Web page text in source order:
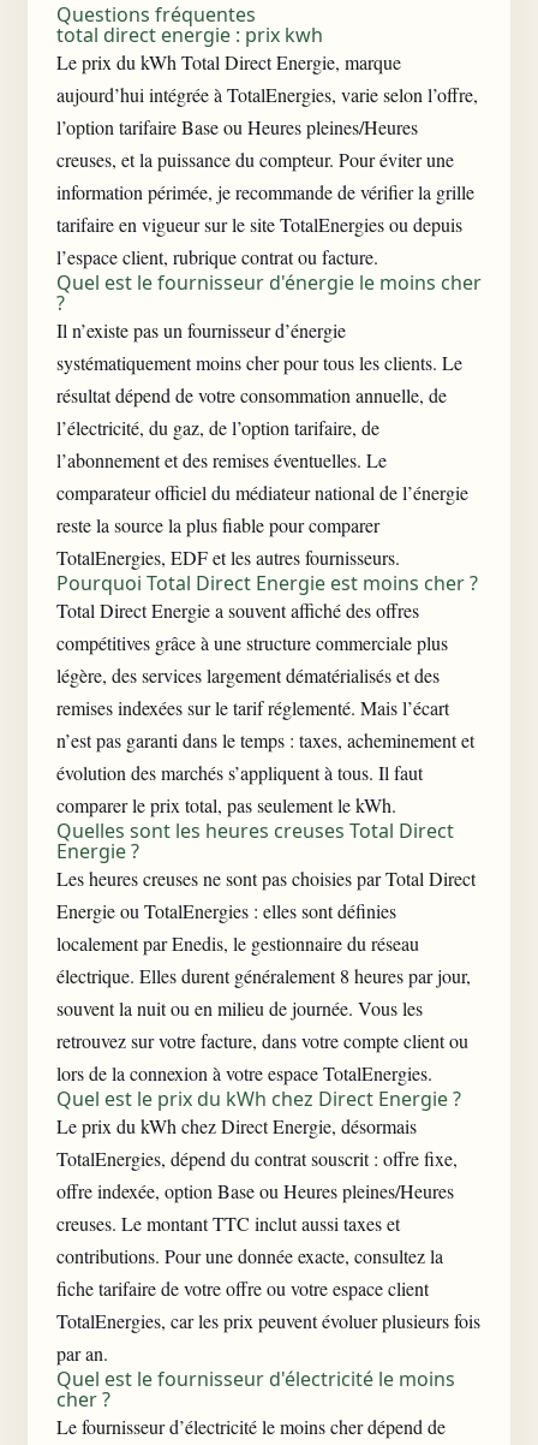
Questions fréquentes
total direct energie : prix kwh
Le prix du kWh Total Direct Energie, marque
aujourd’hui intégrée à TotalEnergies, varie selon l’offre,
l’option tarifaire Base ou Heures pleines/Heures
creuses, et la puissance du compteur. Pour éviter une
information périmée, je recommande de vérifier la grille
tarifaire en vigueur sur le site TotalEnergies ou depuis
l’espace client, rubrique contrat ou facture.
Quel est le fournisseur d'énergie le moins cher
?
Il n’existe pas un fournisseur d’énergie
systématiquement moins cher pour tous les clients. Le
résultat dépend de votre consommation annuelle, de
l’électricité, du gaz, de l’option tarifaire, de
l’abonnement et des remises éventuelles. Le
comparateur officiel du médiateur national de l’énergie
reste la source la plus fiable pour comparer
TotalEnergies, EDF et les autres fournisseurs.
Pourquoi Total Direct Energie est moins cher ?
Total Direct Energie a souvent affiché des offres
compétitives grâce à une structure commerciale plus
légère, des services largement dématérialisés et des
remises indexées sur le tarif réglementé. Mais l’écart
n’est pas garanti dans le temps : taxes, acheminement et
évolution des marchés s’appliquent à tous. Il faut
comparer le prix total, pas seulement le kWh.
Quelles sont les heures creuses Total Direct
Energie ?
Les heures creuses ne sont pas choisies par Total Direct
Energie ou TotalEnergies : elles sont définies
localement par Enedis, le gestionnaire du réseau
électrique. Elles durent généralement 8 heures par jour,
souvent la nuit ou en milieu de journée. Vous les
retrouvez sur votre facture, dans votre compte client ou
lors de la connexion à votre espace TotalEnergies.
Quel est le prix du kWh chez Direct Energie ?
Le prix du kWh chez Direct Energie, désormais
TotalEnergies, dépend du contrat souscrit : offre fixe,
offre indexée, option Base ou Heures pleines/Heures
creuses. Le montant TTC inclut aussi taxes et
contributions. Pour une donnée exacte, consultez la
fiche tarifaire de votre offre ou votre espace client
TotalEnergies, car les prix peuvent évoluer plusieurs fois
par an.
Quel est le fournisseur d'électricité le moins
cher ?
Le fournisseur d’électricité le moins cher dépend de